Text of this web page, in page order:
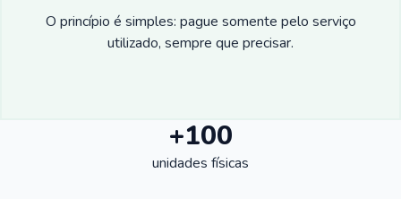
O princípio é simples: pague somente pelo serviço
utilizado, sempre que precisar.
+100
unidades físicas